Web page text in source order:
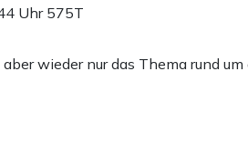
Uhr 575T
wieder nur das Thema rund um